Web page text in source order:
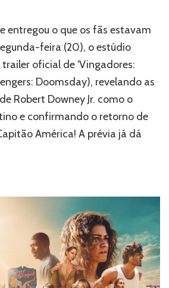
entregou o que os fãs estavam
feira (20), o estúdio
oficial de ‘Vingadores:
Doomsday), revelando as
Robert Downey Jr. como o
e confirmando o retorno de
América! A prévia já dá